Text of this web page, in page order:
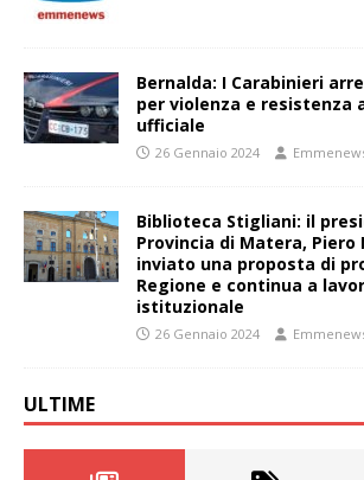
Bernalda: I Carabinieri
per violenza e resistenza
ufficiale
26 Gennaio 2024
Biblioteca Stigliani: il
Provincia di Matera, Piero
inviato una proposta di
Regione e continua a
istituzionale
26 Gennaio 2024
ULTIME